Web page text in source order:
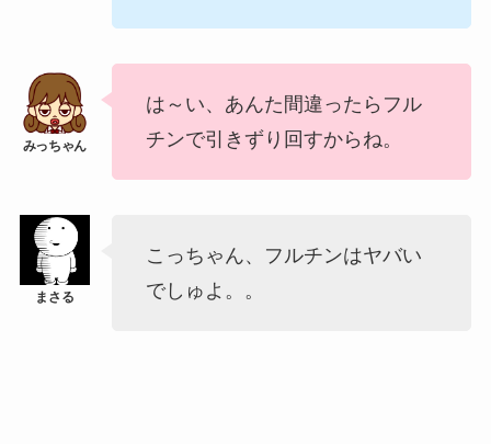
は～い、あんた間違ったらフル
チンで引きずり回すからね。
こっちゃん、フルチンはヤバい
でしゅよ。。